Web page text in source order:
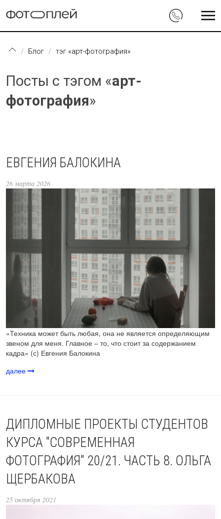
Блог тэг «арт-фотография»
Посты с тэгом «арт-
фотография»
ЕВГЕНИЯ БАЛОКИНА
26 марта 2026
«Техника может быть любая, она не является определяющим
звеном для меня. Главное – то, что стоит за содержанием
кадра» (с) Евгения Балокина
далее
ДИПЛОМНЫЕ ПРОЕКТЫ СТУДЕНТОВ
КУРСА "СОВРЕМЕННАЯ
ФОТОГРАФИЯ" 20/21. ЧАСТЬ 8. ОЛЬГА
ЩЕРБАКОВА
25 октября 2021